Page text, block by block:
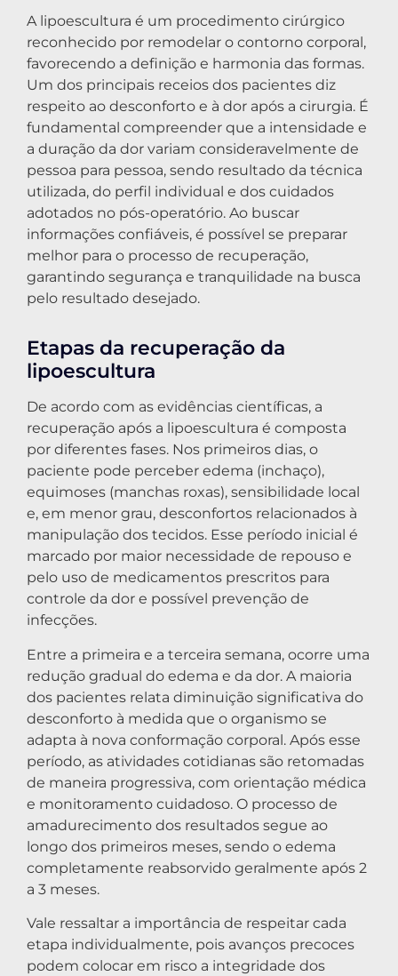
A lipoescultura é um procedimento cirúrgico
reconhecido por remodelar o contorno corporal,
favorecendo a definição e harmonia das formas.
Um dos principais receios dos pacientes diz
respeito ao desconforto e à dor após a cirurgia. É
fundamental compreender que a intensidade e
a duração da dor variam consideravelmente de
pessoa para pessoa, sendo resultado da técnica
utilizada, do perfil individual e dos cuidados
adotados no pós-operatório. Ao buscar
informações confiáveis, é possível se preparar
melhor para o processo de recuperação,
garantindo segurança e tranquilidade na busca
pelo resultado desejado.
Etapas da recuperação da
lipoescultura
De acordo com as evidências científicas, a
recuperação após a lipoescultura é composta
por diferentes fases. Nos primeiros dias, o
paciente pode perceber edema (inchaço),
equimoses (manchas roxas), sensibilidade local
e, em menor grau, desconfortos relacionados à
manipulação dos tecidos. Esse período inicial é
marcado por maior necessidade de repouso e
pelo uso de medicamentos prescritos para
controle da dor e possível prevenção de
infecções.
Entre a primeira e a terceira semana, ocorre uma
redução gradual do edema e da dor. A maioria
dos pacientes relata diminuição significativa do
desconforto à medida que o organismo se
adapta à nova conformação corporal. Após esse
período, as atividades cotidianas são retomadas
de maneira progressiva, com orientação médica
e monitoramento cuidadoso. O processo de
amadurecimento dos resultados segue ao
longo dos primeiros meses, sendo o edema
completamente reabsorvido geralmente após 2
a 3 meses.
Vale ressaltar a importância de respeitar cada
etapa individualmente, pois avanços precoces
podem colocar em risco a integridade dos